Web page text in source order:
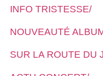
INFO TRISTESSE/
NOUVEAUTÉ
SUR LA ROUTE DU